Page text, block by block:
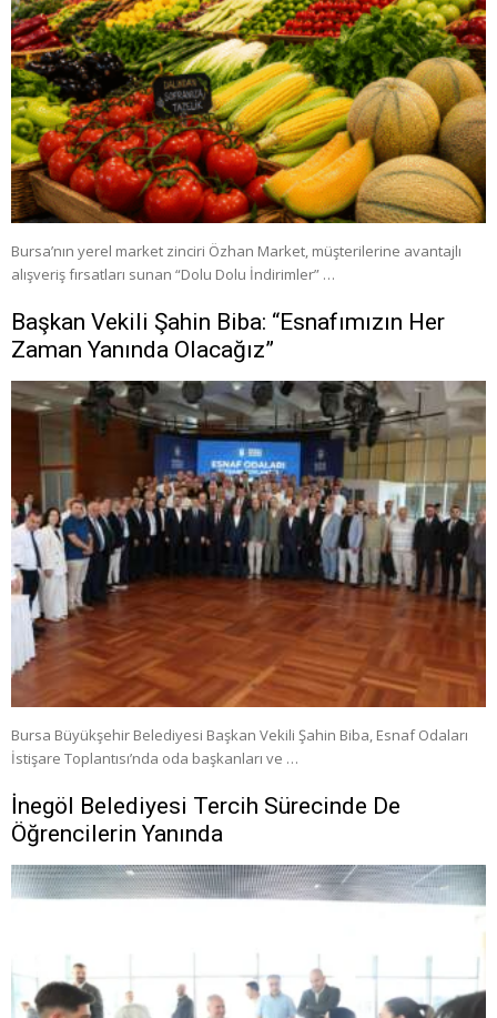
Bursa’nın yerel market zinciri Özhan Market, müşterilerine avantajlı
alışveriş fırsatları sunan “Dolu Dolu İndirimler” …
Başkan Vekili Şahin Biba: “Esnafımızın Her
Zaman Yanında Olacağız”
Bursa Büyükşehir Belediyesi Başkan Vekili Şahin Biba, Esnaf Odaları
İstişare Toplantısı’nda oda başkanları ve …
İnegöl Belediyesi Tercih Sürecinde De
Öğrencilerin Yanında